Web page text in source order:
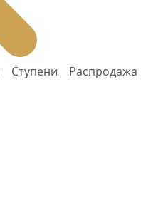
Ступени Распродажа